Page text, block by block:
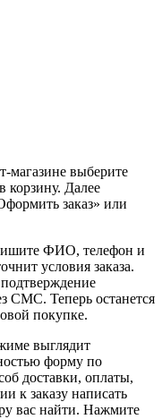
магазине выберите
корзину. Далее
заказ» или
ФИО, телефон и
условия заказа.
СМС. Теперь останется
покупке.
выглядит
форму по
доставки, оплаты,
к заказу написать
вас найти. Нажмите